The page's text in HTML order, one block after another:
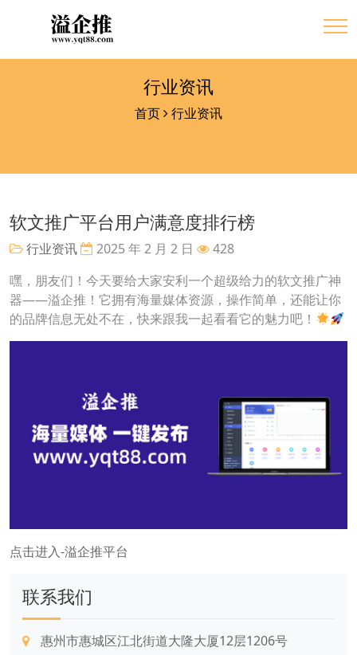
行业资讯
首页 行业资讯
软文推广平台用户满意度排行榜
行业资讯 2025 年 2 月 2 日
428
嘿，朋友们！今天要给大家安利一个超级给力的软文推广神
器——溢企推！它拥有海量媒体资源，操作简单，还能让你
的品牌信息无处不在，快来跟我一起看看它的魅力吧！
点击进入-溢企推平台
联系我们
惠州市惠城区江北街道大隆大厦12层1206号